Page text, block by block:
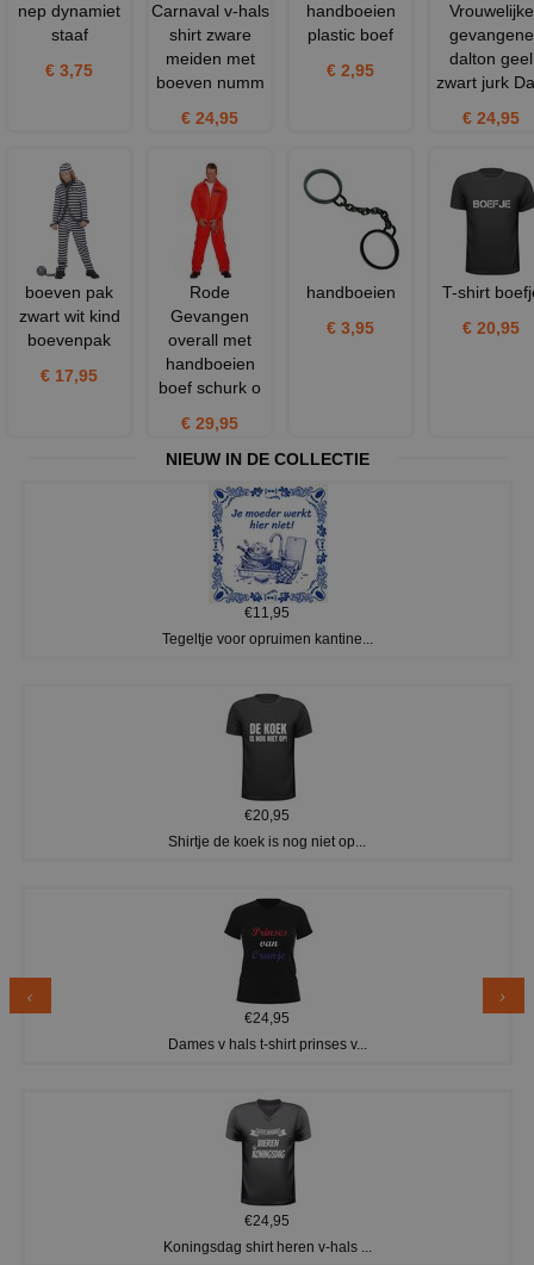
nep dynamiet
staaf
€ 3,75
Carnaval v-hals
shirt zware
meiden met
boeven numm
€ 24,95
handboeien
plastic boef
€ 2,95
Vrouwelijke
gevangene
dalton geel
zwart jurk
€ 24,95
boeven pak
zwart wit kind
boevenpak
€ 17,95
Rode
Gevangen
overall met
handboeien
boef schurk o
€ 29,95
handboeien
€ 3,95
T-shirt
€ 20,95
NIEUW IN DE COLLECTIE
€11,95
Tegeltje voor opruimen kantine...
€20,95
Shirtje de koek is nog niet op...
€24,95
Dames v hals t-shirt prinses v...
€24,95
Koningsdag shirt heren v-hals ...